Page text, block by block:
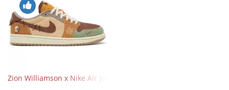
Zion Williamson x Nike Air Jordan 1 Retro Low OG Voodoo